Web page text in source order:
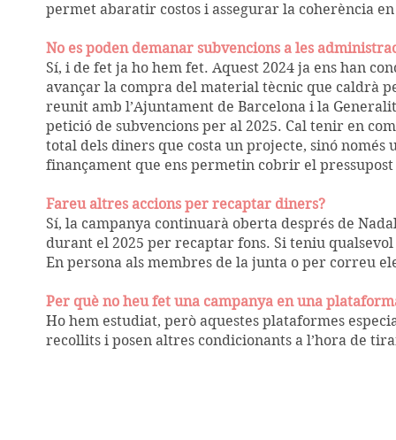
permet abaratir costos i assegurar la coherència
No es poden demanar subvencions a les
Sí, i de fet ja ho hem fet. Aquest 2024 ja ens han
avançar la compra del material tècnic que caldrà
reunit amb l’Ajuntament de Barcelona i la
petició de subvencions per al 2025. Cal tenir en
total dels diners que costa un projecte, sinó
finançament que ens permetin cobrir el
Fareu altres accions per recaptar diners?
Sí, la campanya continuarà oberta després de
durant el 2025 per recaptar fons. Si teniu
En persona als membres de la junta o per correu
Per què no heu fet una campanya en una
Ho hem estudiat, però aquestes plataformes
recollits i posen altres condicionants a l’hora de